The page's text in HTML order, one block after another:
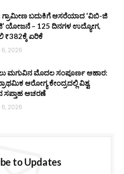
ಬದುಕಿಗೆ ಆಸರೆಯಾದ ‘ವಿಬಿ-ಜಿ
ಯೋಜನೆ – 125 ದಿನಗಳ ಉದ್ಯೋಗ,
₹382ಕ್ಕೆ ಏರಿಕೆ
2026
ಮಗುವಿನ ಮೊದಲ ಸಂಪೂರ್ಣ ಆಹಾರ:
ಆರೋಗ್ಯ ಕೇಂದ್ರದಲ್ಲಿ ವಿಶ್ವ
ಸಪ್ತಾಹ ಆಚರಣೆ
2026
to Updates